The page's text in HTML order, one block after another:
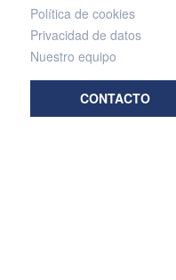
Política de cookies
Privacidad de datos
Nuestro equipo
CONTACTO